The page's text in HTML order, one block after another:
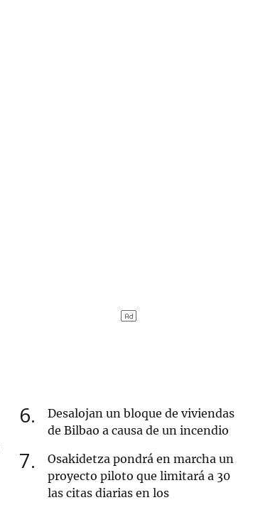
6
Desalojan un bloque de viviendas
de Bilbao a causa de un incendio
7
Osakidetza pondrá en marcha un
proyecto piloto que limitará a 30
las citas diarias en los